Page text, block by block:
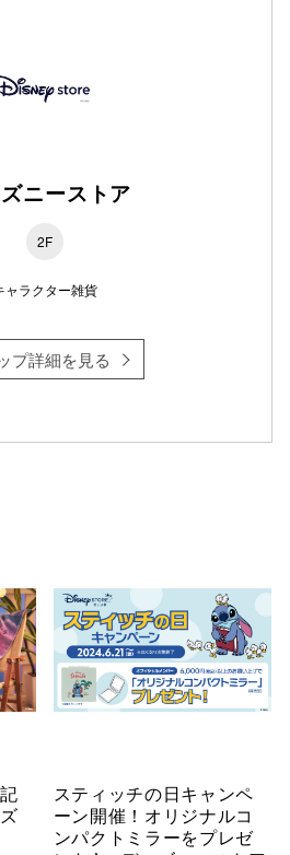
ニーストア
2F
ャラクター雑貨
プ詳細を見る
スティッチの日キャンペ
ーン開催！オリジナルコ
ンパクトミラーをプレゼ